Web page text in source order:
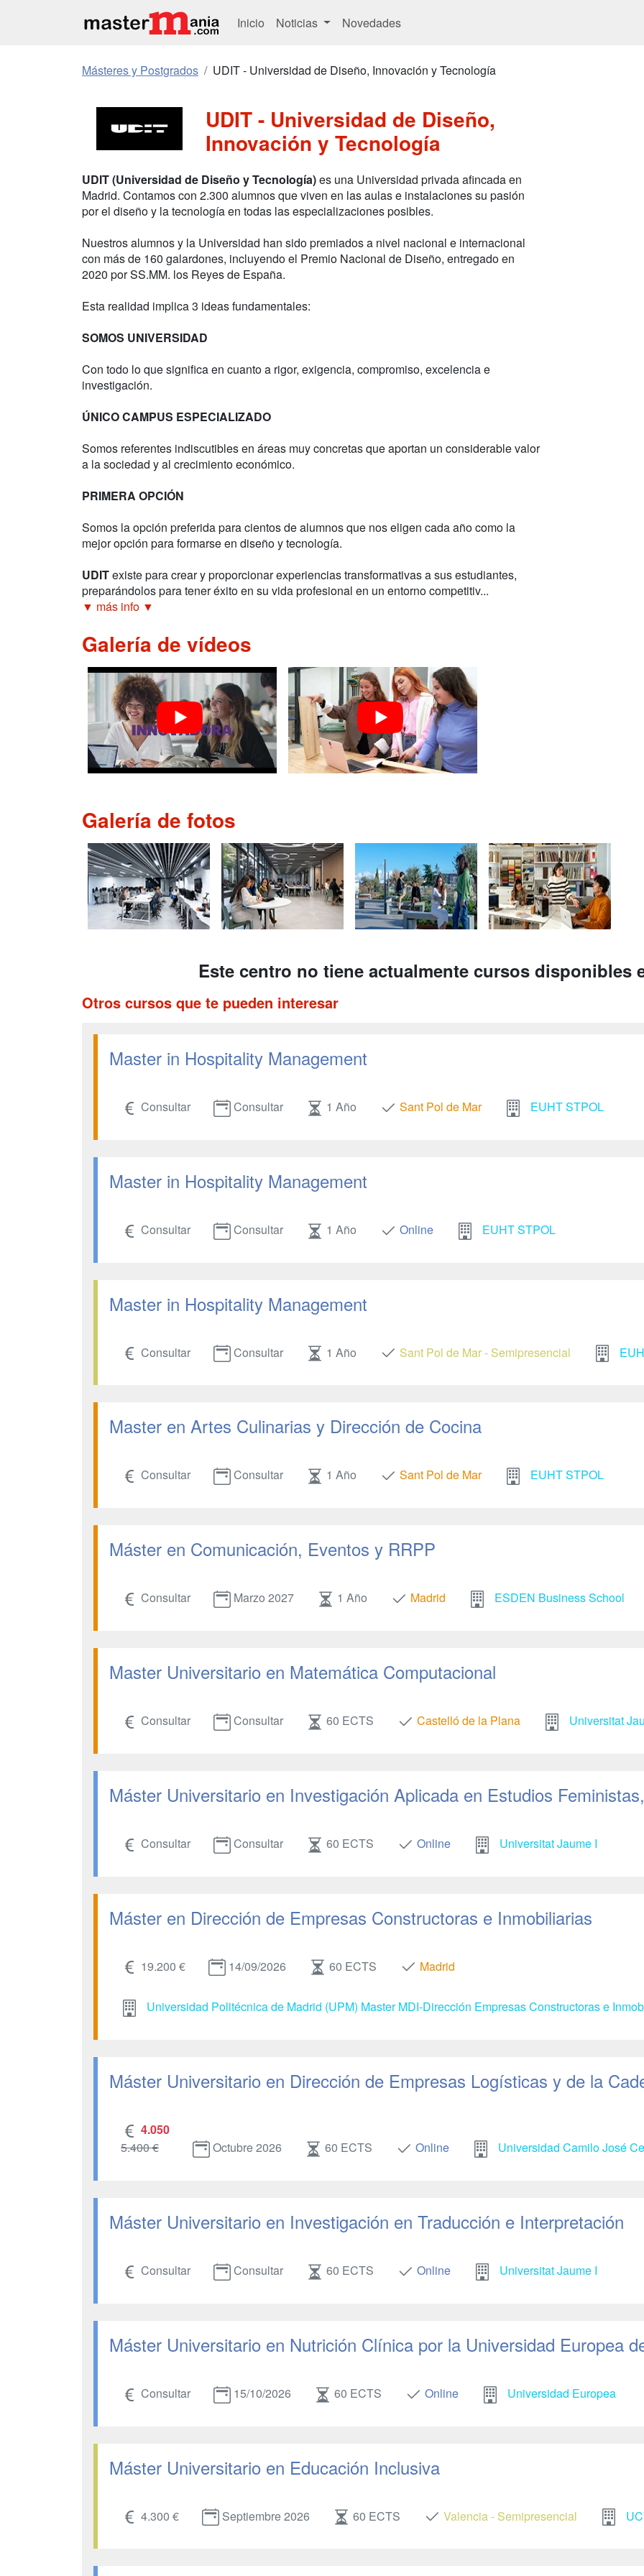
Inicio Noticias Novedades
Másteres y Postgrados UDIT - Universidad de Diseño, Innovación y Tecnología
UDIT - Universidad de Diseño,
Innovación y Tecnología
UDIT (Universidad de Diseño y Tecnología)es una Universidad privada afincada en
Madrid. Contamos con 2.300 alumnos que viven en las aulas e instalaciones su pasión
por el diseño y la tecnología en todas las especializaciones posibles.
Nuestros alumnos y la Universidad han sido premiados a nivel nacional e internacional
con más de 160 galardones, incluyendo el Premio Nacional de Diseño, entregado en
2020 por SS.MM. los Reyes de España.
Esta realidad implica 3 ideas fundamentales:
SOMOS UNIVERSIDAD
Con todo lo que significa en cuanto a rigor, exigencia, compromiso, excelencia e
investigación.
ÚNICO CAMPUS ESPECIALIZADO
Somos referentes indiscutibles en áreas muy concretas que aportan un considerable valor
a la sociedad y al crecimiento económico.
PRIMERA OPCIÓN
Somos la opción preferida para cientos de alumnos que nos eligen cada año como la
mejor opción para formarse en diseño y tecnología.
UDITexiste para crear y proporcionar experiencias transformativas a sus estudiantes,
preparándolos para tener éxito en su vida profesional en un entorno competitiv...
▼ más info ▼
Galería de vídeos
Galería de fotos
Este centro no tiene actualmente cursos disponibles
Otros cursos que te pueden interesar
Master in Hospitality Management
Consultar Consultar 1 Año Sant Pol de Mar EUHT STPOL
Master in Hospitality Management
Consultar Consultar 1 Año Online EUHT STPOL
Master in Hospitality Management
Consultar Consultar 1 Año Sant Pol de Mar - Semipresencial
Master en Artes Culinarias y Dirección de Cocina
Consultar Consultar 1 Año Sant Pol de Mar EUHT STPOL
Máster en Comunicación, Eventos y RRPP
Consultar Marzo 2027 1 Año Madrid ESDEN Business School
Master Universitario en Matemática Computacional
Consultar Consultar 60 ECTS Castelló de la Plana Universitat
Máster Universitario en Investigación Aplicada en Estudios
Consultar Consultar 60 ECTS Online Universitat Jaume I
Máster en Dirección de Empresas Constructoras e Inmobiliarias
19.200 € 14/09/2026 60 ECTS Madrid
Universidad Politécnica de Madrid (UPM) Master MDI-Dirección Empresas Constructoras e
Máster Universitario en Dirección de Empresas Logísticas y de la
4.050
5.400 €
Octubre 2026 60 ECTS Online Universidad Camilo José
Máster Universitario en Investigación en Traducción e Interpretación
Consultar Consultar 60 ECTS Online Universitat Jaume I
Máster Universitario en Nutrición Clínica por la Universidad Europea
Consultar 15/10/2026 60 ECTS Online Universidad Europea
Máster Universitario en Educación Inclusiva
4.300 € Septiembre 2026 60 ECTS Valencia - Semipresencial